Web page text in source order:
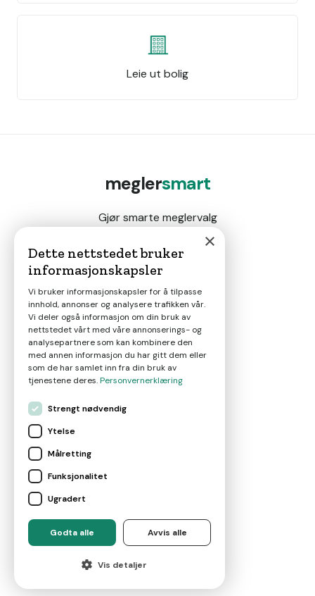
Leie ut bolig
meglersmart
Gjør smarte meglervalg
Magasin
Nyheter
Om oss
For eiendomsmeglere
© 2026Marketplace AS
×
Dette nettstedet bruker
informasjonskapsler
Vi bruker informasjonskapsler for å tilpasse
innhold, annonser og analysere trafikken vår.
Vi deler også informasjon om din bruk av
nettstedet vårt med våre annonserings- og
analysepartnere som kan kombinere den
med annen informasjon du har gitt dem eller
som de har samlet inn fra din bruk av
tjenestene deres.Personvernerklæring
Strengt nødvendig
Ytelse
Målretting
Funksjonalitet
Ugradert
Godta alle Avvis alle
Vis detaljer